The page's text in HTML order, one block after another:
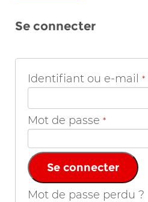
Se connecter
Identifiant ou e-mail *
Mot de passe *Obligatoire
Se connecter
Mot de passe perdu ?